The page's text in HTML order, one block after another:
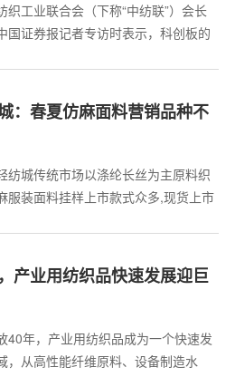
织工业联合会（下称“中纺联”）会长
国证券报记者专访时表示，科创板的
潜力。其中，作为战略性新兴产业的
性能纤维材料及产业用制成品是重点
：春夏仿麻面料营销品种不
纺城传统市场以涤纶长丝为主原料织
服装面料挂样上市款式众多,现货上市
料局部动销增加，印花与染色品种互
多品种拓展，从单一涤纶长丝产品向
产业用纺织品快速发展迎巨
40年，产业用纺织品成为一个快速发
，从高性能纤维原料、设备制造水